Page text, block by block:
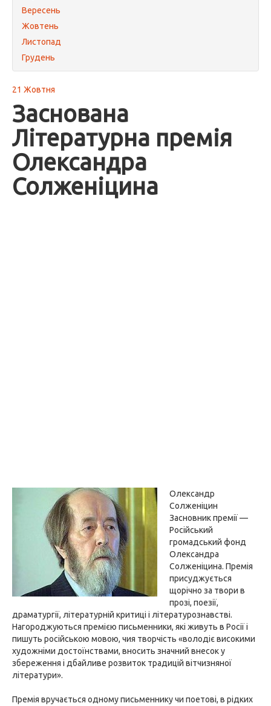
Вересень
Жовтень
Листопад
Грудень
21 Жовтня
Заснована
Літературна премія
Олександра
Солженіцина
Олександр
Солженіцин
Засновник премії —
Російський
громадський фонд
Олександра
Солженіцина. Премія
присуджується
щорічно за твори в
прозі, поезії,
драматургії, літературній критиці і літературознавстві.
Нагороджуються премією письменники, які живуть в Росії і
пишуть російською мовою, чия творчість «володіє високими
художніми достоїнствами, вносить значний внесок у
збереження і дбайливе розвиток традицій вітчизняної
літератури».
Премія вручається одному письменнику чи поетові, в рідких